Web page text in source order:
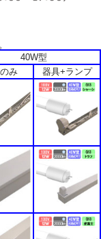
40W型
み 器具+ランプ